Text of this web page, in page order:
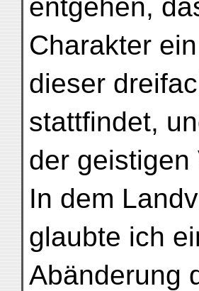
entgehen,
Charakter
dieser
stattfindet,
der geistigen
In dem
glaubte ich
Abänderung